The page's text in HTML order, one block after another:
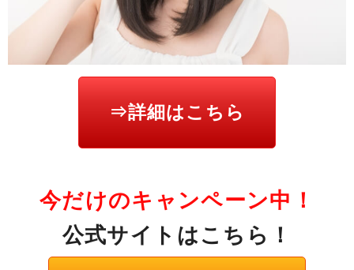
⇒詳細はこちら
今だけのキャンペーン中！
公式サイトはこちら！